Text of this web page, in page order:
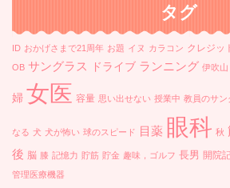
タグ
ID おかげさまで21周年 お題 イヌ カラコン クレジッ
OB サングラス ドライブ ランニング 伊吹山
婦 女医 容量 思い出せない 授業中 教員のサン
なる 犬 犬が怖い 球のスピード 目薬 眼科 秋
後 脳 膝 記憶力 貯筋 貯金 趣味，ゴルフ 長男 開院
管理医療機器